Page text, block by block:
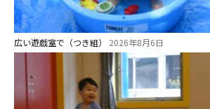
広い遊戯室で（つき組） 2026年8月6日
⼤阪府私⽴幼稚園連盟
社会福祉法人野田福祉会